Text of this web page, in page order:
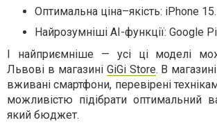
Оптимальна ціна–якість: iPhone 15.
Найрозумніші AI-функції: Google
І найприємніше — усі ці моделі
Львові в магазині GiGi Store. В
вживані смартфони, перевірені
можливістю підібрати оптимальний
який бюджет.